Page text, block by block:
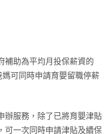
補助為平均月投保薪資的
可同時申請育嬰留職停薪
辦服務，除了已將育嬰津貼
可一次同時申請津貼及續保